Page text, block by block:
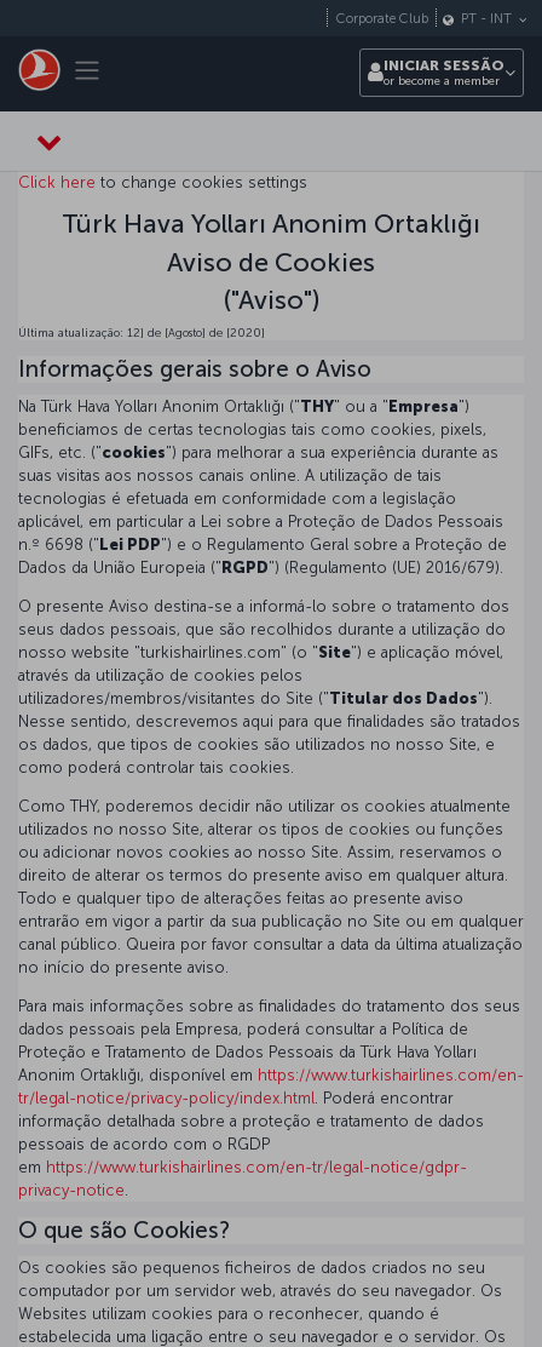
Toggle navigation
Corporate Club PT - INT
INICIAR SESSÃO
or become a member
Click here to change cookies settings
Türk Hava Yolları Anonim Ortaklığı
Aviso de Cookies
("Aviso")
Última atualização: 12] de [Agosto] de [2020]
Informações gerais sobre o Aviso
Na Türk Hava Yolları Anonim Ortaklığı ("THY" ou a "Empresa")
beneficiamos de certas tecnologias tais como cookies, pixels,
GIFs, etc. ("cookies") para melhorar a sua experiência durante as
suas visitas aos nossos canais online. A utilização de tais
tecnologias é efetuada em conformidade com a legislação
aplicável, em particular a Lei sobre a Proteção de Dados Pessoais
n.º 6698 ("Lei PDP") e o Regulamento Geral sobre a Proteção de
Dados da União Europeia ("RGPD") (Regulamento (UE) 2016/679).
O presente Aviso destina-se a informá-lo sobre o tratamento dos
seus dados pessoais, que são recolhidos durante a utilização do
nosso website "turkishairlines.com" (o "Site") e aplicação móvel,
através da utilização de cookies pelos
utilizadores/membros/visitantes do Site ("Titular dos Dados").
Nesse sentido, descrevemos aqui para que finalidades são tratados
os dados, que tipos de cookies são utilizados no nosso Site, e
como poderá controlar tais cookies.
Como THY, poderemos decidir não utilizar os cookies atualmente
utilizados no nosso Site, alterar os tipos de cookies ou funções
ou adicionar novos cookies ao nosso Site. Assim, reservamos o
direito de alterar os termos do presente aviso em qualquer altura.
Todo e qualquer tipo de alterações feitas ao presente aviso
entrarão em vigor a partir da sua publicação no Site ou em qualquer
canal público. Queira por favor consultar a data da última atualização
no início do presente aviso.
Para mais informações sobre as finalidades do tratamento dos seus
dados pessoais pela Empresa, poderá consultar a Política de
Proteção e Tratamento de Dados Pessoais da Türk Hava Yolları
Anonim Ortaklığı, disponível em https://www.turkishairlines.com/en-
tr/legal-notice/privacy-policy/index.html . Poderá encontrar
informação detalhada sobre a proteção e tratamento de dados
pessoais de acordo com o RGDP
em https://www.turkishairlines.com/en-tr/legal-notice/gdpr-
privacy-notice
O que são Cookies?
Os cookies são pequenos ficheiros de dados criados no seu
computador por um servidor web, através do seu navegador. Os
Websites utilizam cookies para o reconhecer, quando é
estabelecida uma ligação entre o seu navegador e o servidor. Os